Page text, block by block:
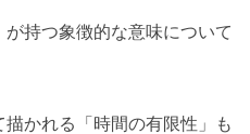
持つ象徴的な意味について
かれる「時間の有限性」も